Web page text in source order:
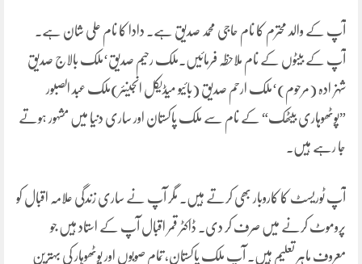
آپ کے والد محترم کا نام حاجی محمد صدیق ہے۔ دادا کا نام علی شان ہے۔
آپ کے بیٹوں کے نام ملاحظہ فرمائیں۔ملک رحیم صدیق‘ملک بالاج صدیق
شہزادہ (مرحوم)‘ملک ارحم صدیق (بائیو میڈیکل انجینئر)ملک عبد الصبور
”پوٹھوہاری بیٹھک“ کے نام سے ملک پاکستان اور ساری دنیا میں مشہور ہوتے
جا رہے ہیں۔
آپ ٹوریسٹ کا کاروبار بھی کرتے ہیں۔ مگر آپ نے ساری زندگی علامہ اقبال کو
پروموٹ کرنے میں صرف کر دی۔ ڈاکٹر قمر اقبال آپ کے استاد ہیں جو
معروف ماہر تعلیم ہیں۔ آپ ملک پاکستان، تمام صوبوں اور پوٹھوہار کی بہترین